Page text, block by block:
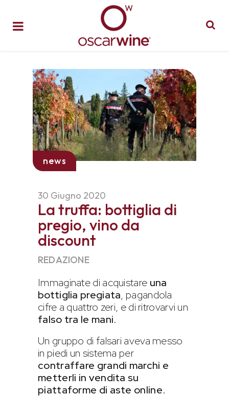
news
30 Giugno 2020
La truffa: bottiglia di
pregio, vino da
discount
REDAZIONE
Immaginate di acquistare una
bottiglia pregiata, pagandola
cifre a quattro zeri, e di ritrovarvi un
falso tra le mani.
Un gruppo di falsari aveva messo
in piedi un sistema per
contraffare grandi marchi e
metterli in vendita su
piattaforme di aste online.